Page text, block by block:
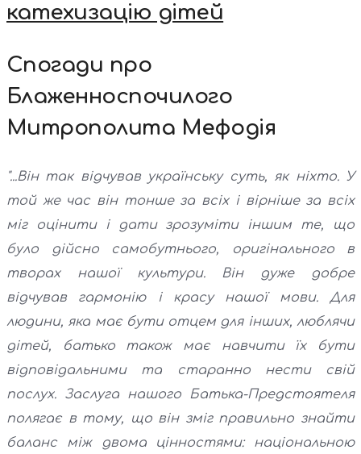
катехизацію дітей
Спогади про
Блаженноспочилого
Митрополита Мефодія
"...Він так відчував українську суть, як ніхто. У
той же час він тонше за всіх і вірніше за всіх
міг оцінити і дати зрозуміти іншим те, що
було дійсно самобутнього, оригінального в
творах нашої культури. Він дуже добре
відчував гармонію і красу нашої мови. Для
людини, яка має бути отцем для інших, люблячи
дітей, батько також має навчити їх бути
відповідальними та старанно нести свій
послух. Заслуга нашого Батька-Предстоятеля
полягає в тому, що він зміг правильно знайти
баланс між двома цінностями: національною